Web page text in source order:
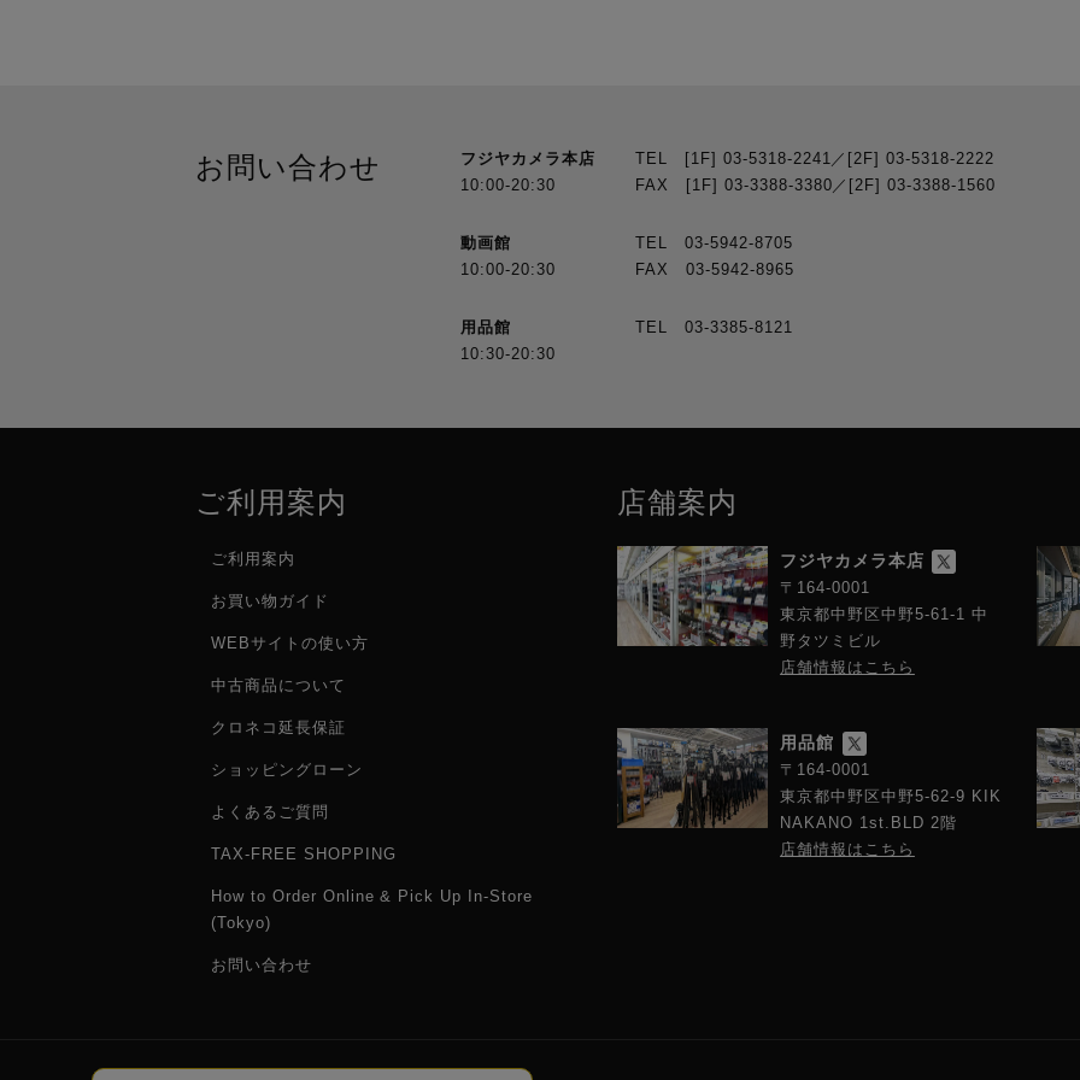
お問い合わせ
フジヤカメラ本店
10:00-20:30
TEL [1F] 03-5318-2241／[2F] 03-5318-2222
FAX [1F] 03-3388-3380／[2F] 03-3388-1560
動画館
10:00-20:30
TEL 03-5942-8705
FAX 03-5942-8965
用品館
10:30-20:30
TEL 03-3385-8121
ご利用案内
ご利用案内
お買い物ガイド
WEBサイトの使い方
中古商品について
クロネコ延長保証
ショッピングローン
よくあるご質問
TAX-FREE SHOPPING
How to Order Online & Pick Up In-Store
(Tokyo)
お問い合わせ
店舗案内
フジヤカメラ本店
〒164-0001
東京都中野区中野5-61-1 中
野タツミビル
店舗情報はこちら
用品館
〒164-0001
東京都中野区中野5-62-9 KIK
NAKANO 1st.BLD 2階
店舗情報はこちら